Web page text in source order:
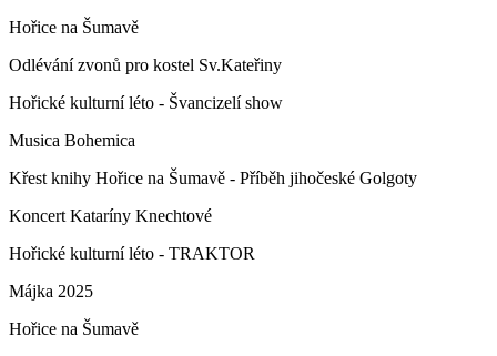
Hořice na Šumavě
Odlévání zvonů pro kostel Sv.Kateřiny
Hořické kulturní léto - Švancizelí show
Musica Bohemica
Křest knihy Hořice na Šumavě - Příběh jihočeské Golgoty
Koncert Kataríny Knechtové
Hořické kulturní léto - TRAKTOR
Májka 2025
Hořice na Šumavě